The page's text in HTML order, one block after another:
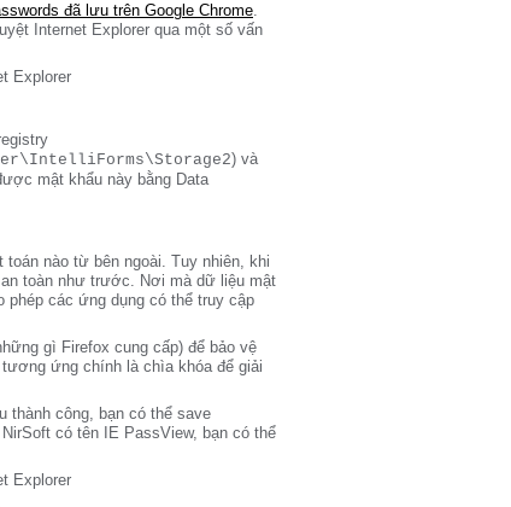
đã lưu trên Google Chrome.
Internet Explorer qua một số vấn
) và
mật khẩu này bằng Data
nào từ bên ngoài. Tuy nhiên, khi
toàn như trước. Nơi mà dữ liệu mật
các ứng dụng có thể truy cập
gì Firefox cung cấp) để bảo vệ
ứng chính là chìa khóa để giải
thành công, bạn có thể save
có tên IE PassView, bạn có thể